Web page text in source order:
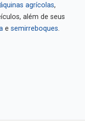
agrícolas,
além de seus
e semirreboques.